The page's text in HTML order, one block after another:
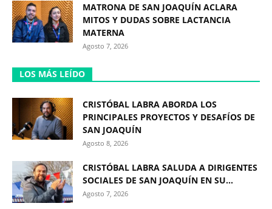
MATRONA DE SAN JOAQUÍN ACLARA
MITOS Y DUDAS SOBRE LACTANCIA
MATERNA
Agosto 7, 2026
LOS MÁS LEÍDO
CRISTÓBAL LABRA ABORDA LOS
PRINCIPALES PROYECTOS Y DESAFÍOS DE
SAN JOAQUÍN
Agosto 8, 2026
CRISTÓBAL LABRA SALUDA A DIRIGENTES
SOCIALES DE SAN JOAQUÍN EN SU...
Agosto 7, 2026